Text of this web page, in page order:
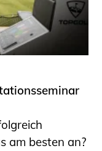
am besten an?